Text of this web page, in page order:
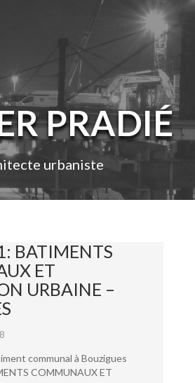
PRADIÉ
urbaniste
BATIMENTS
ET
URBAINE –
communal à Bouzigues
COMMUNAUX ET